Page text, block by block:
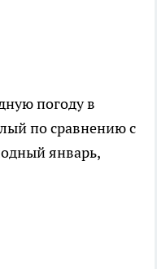
погоду в
по сравнению с
январь,